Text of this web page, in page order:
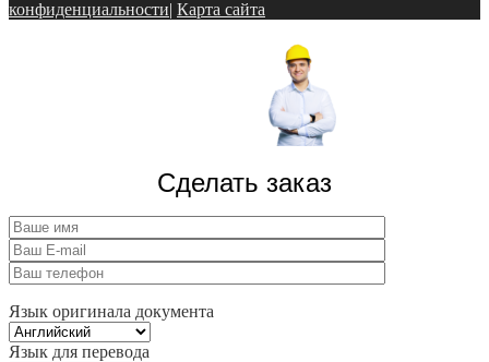
конфиденциальности| Карта сайта
Сделать заказ
Язык оригинала документа
Язык для перевода